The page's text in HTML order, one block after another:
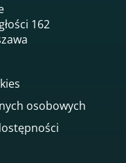
162
osobowych